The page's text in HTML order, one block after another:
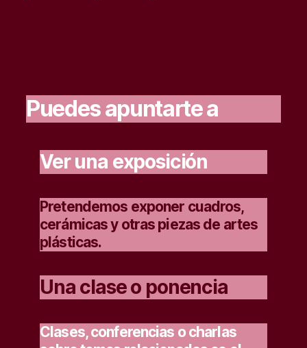
Puedes apuntarte a
Ver una exposición
Pretendemos exponer cuadros,
cerámicas y otras piezas de artes
plásticas.
Una clase o ponencia
Clases, conferencias o charlas